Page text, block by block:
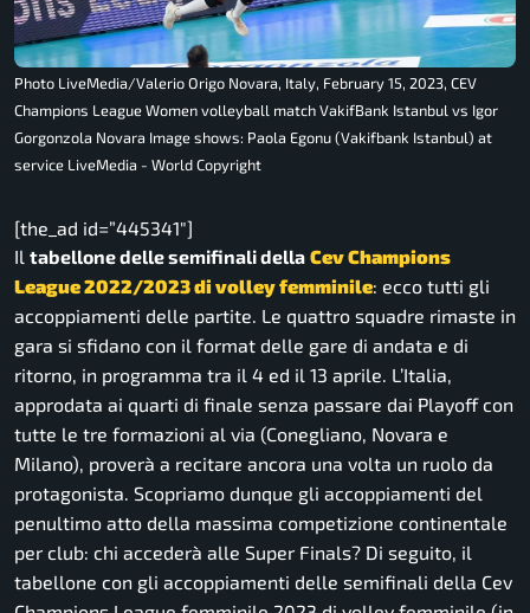
Photo LiveMedia/Valerio Origo Novara, Italy, February 15, 2023, CEV
Champions League Women volleyball match VakifBank Istanbul vs Igor
Gorgonzola Novara Image shows: Paola Egonu (Vakifbank Istanbul) at
service LiveMedia - World Copyright
[the_ad id=”445341″]
Il tabellone delle semifinali della Cev Champions
League 2022/2023 di volley femminile: ecco tutti gli
accoppiamenti delle partite. Le quattro squadre rimaste in
gara si sfidano con il format delle gare di andata e di
ritorno, in programma tra il 4 ed il 13 aprile. L’Italia,
approdata ai quarti di finale senza passare dai Playoff con
tutte le tre formazioni al via (Conegliano, Novara e
Milano), proverà a recitare ancora una volta un ruolo da
protagonista. Scopriamo dunque gli accoppiamenti del
penultimo atto della massima competizione continentale
per club: chi accederà alle Super Finals? Di seguito, il
tabellone con gli accoppiamenti delle semifinali della Cev